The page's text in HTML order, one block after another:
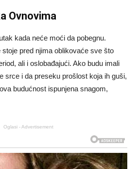
Ovnovima
kada neće moći da pobegnu.
pred njima oblikovaće sve što
ali i oslobađajući. Ako budu imali
srce i da preseku prošlost koja ih guši,
budućnost ispunjena snagom,
Oglasi - Advertisement